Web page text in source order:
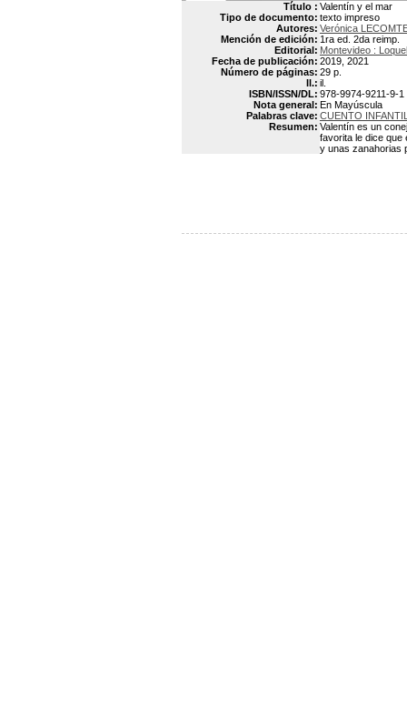
Título : Valentín y el mar
Tipo de documento: texto impreso
Autores: Verónica
Mención de edición: 1ra ed. 2da reimp.
Editorial: Montevideo :
Fecha de publicación: 2019, 2021
Número de páginas: 29 p.
Il.: il.
ISBN/ISSN/DL: 978-9974-9211-9-1
Nota general: En Mayúscula
Palabras clave: CUENTO
Resumen: Valentín es un
favorita le dice que
y unas zanahorias